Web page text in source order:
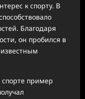
к спорту. В
Благодаря
он пробился в
спорте пример